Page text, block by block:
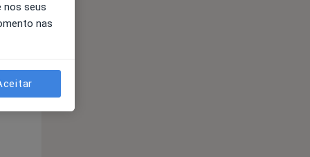
Qui,
13 Ago
nos seus
nas